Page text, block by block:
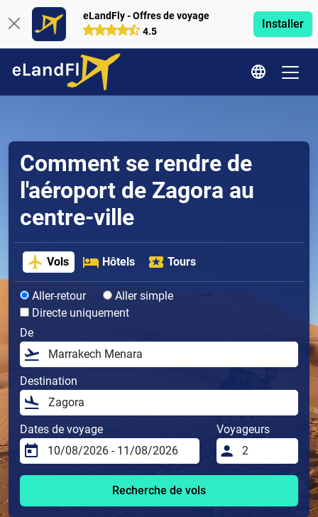
eLandFly - Offres de voyage
4.5
Installer
Comment se rendre de
l'aéroport de Zagora au
centre-ville
Vols Hôtels Tours
Aller-retour
Aller simple
Directe uniquement
De
Destination
Dates de voyage Voyageurs
Recherche de vols